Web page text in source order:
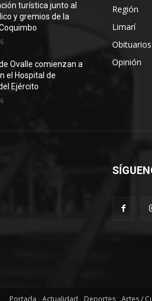
turística junto al
y gremios de la
Ovalle comienzan a
el Hospital de
Ejército
Región
Limarí
Obituarios
Opinión